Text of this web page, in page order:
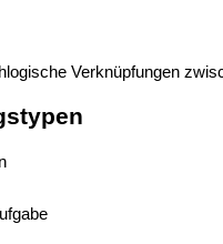
Verknüpfungen